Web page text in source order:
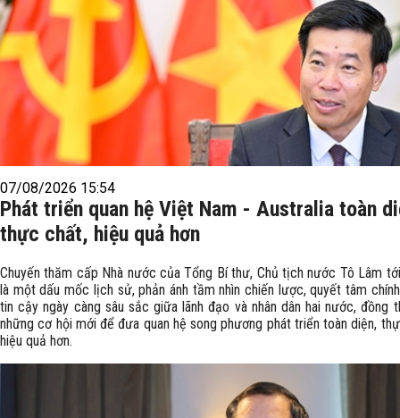
07/08/2026 15:54
Phát triển quan hệ Việt Nam - Australia toàn
thực chất, hiệu quả hơn
Chuyến thăm cấp Nhà nước của Tổng Bí thư, Chủ tịch nước Tô Lâm
là một dấu mốc lịch sử, phản ánh tầm nhìn chiến lược, quyết tâm
tin cậy ngày càng sâu sắc giữa lãnh đạo và nhân dân hai nước, đồng
những cơ hội mới để đưa quan hệ song phương phát triển toàn diện,
hiệu quả hơn.